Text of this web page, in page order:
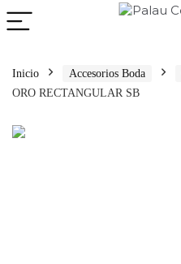
Inicio Accesorios Boda
ORO RECTANGULAR SB